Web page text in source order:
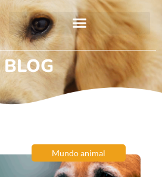
BLOG
Mundo animal